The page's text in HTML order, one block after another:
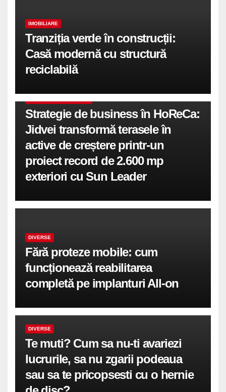
IMOBILIARE
Tranziția verde în construcții:
Casă modernă cu structură
reciclabilă
Strategie de business în HoReCa:
Jidvei transformă terasele în
active de creștere printr-un
proiect record de 2.600 mp
exteriori cu Sun Leader
DIVERSE
Fără proteze mobile: cum
funcționează reabilitarea
completă pe implanturi All-on
DIVERSE
Te muti? Cum sa nu-ti avariezi
lucrurile, sa nu zgarii podeaua
sau sa te pricopsesti cu o hernie